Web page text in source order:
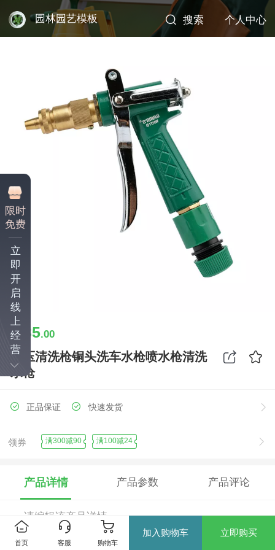
园林园艺模板 搜索 个人中心
￥ 35.00
高压清洗枪铜头洗车水枪喷水枪清洗
水枪
正品保证 快速发货
领券 满300减90 满100减24
产品详情 产品参数 产品评论
请编辑该产品详情...
首页 客服 购物车
加入购物车 立即购买
限时
免费
立
即
开
启
线
上
经
营